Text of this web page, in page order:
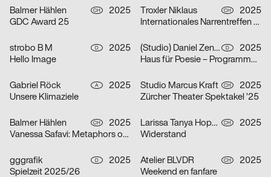
Balmer Hählen CH
2025
GDC Award 25
Troxler Niklaus CH
2025
Internationales Narrentreffen Willisau
strobo B M D
2025
Hello Image
(Studio) Daniel Zenker D
2025
Haus für Poesie – Programmkampagne September/Oktober 2025
Gabriel Röck A
2025
Unsere Klimaziele
Studio Marcus Kraft CH
2025
Zürcher Theater Spektakel ’25
Balmer Hählen CH
2025
Vanessa Safavi: Metaphors of Gravity
Larissa Tanya Hoppeler CH
2025
Widerstand
gggrafik D
2025
Spielzeit 2025/26
Atelier BLVDR CH
2025
Weekend en fanfare